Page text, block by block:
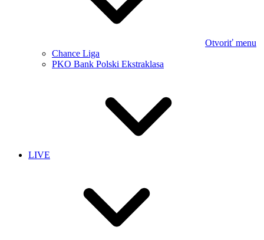
Otvoriť menu
Chance Liga
PKO Bank Polski Ekstraklasa
LIVE